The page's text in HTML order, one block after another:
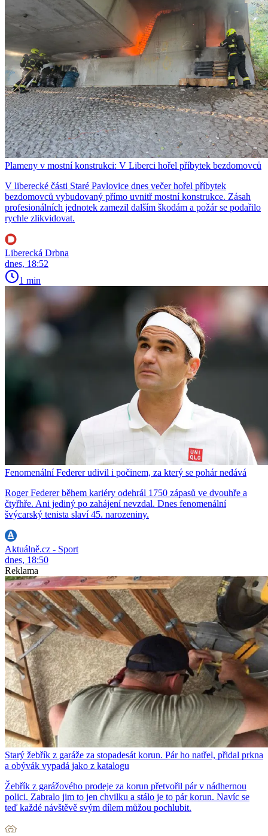
Plameny v mostní konstrukci: V Liberci hořel příbytek bezdomovců
V liberecké části Staré Pavlovice dnes večer hořel příbytek
bezdomovců vybudovaný přímo uvnitř mostní konstrukce. Zásah
profesionálních jednotek zamezil dalším škodám a požár se podařilo
rychle zlikvidovat.
Liberecká Drbna
dnes, 18:52
1 min
Fenomenální Federer udivil i počinem, za který se pohár nedává
Roger Federer během kariéry odehrál 1750 zápasů ve dvouhře a
čtyřhře. Ani jediný po zahájení nevzdal. Dnes fenomenální
švýcarský tenista slaví 45. narozeniny.
Aktuálně.cz - Sport
dnes, 18:50
Reklama
Starý žebřík z garáže za stopadesát korun. Pár ho natřel, přidal prkna
a obývák vypadá jako z katalogu
Žebřík z garážového prodeje za korun přetvořil pár v nádhernou
polici. Zabralo jim to jen chvilku a stálo je to pár korun. Navíc se
teď každé návštěvě svým dílem můžou pochlubit.